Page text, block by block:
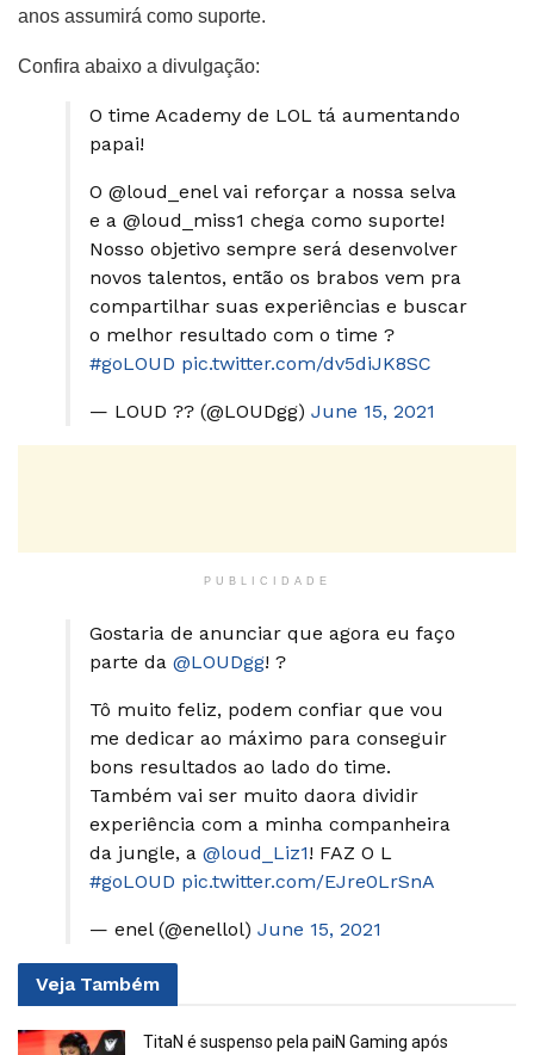
anos assumirá como suporte.
Confira abaixo a divulgação:
O time Academy de LOL tá aumentando
papai!
O @loud_enel vai reforçar a nossa selva
e a @loud_miss1 chega como suporte!
Nosso objetivo sempre será desenvolver
novos talentos, então os brabos vem pra
compartilhar suas experiências e buscar
o melhor resultado com o time ?
#goLOUD pic.twitter.com/dv5diJK8SC
— LOUD ?? (@LOUDgg) June 15, 2021
PUBLICIDADE
Gostaria de anunciar que agora eu faço
parte da @LOUDgg! ?
Tô muito feliz, podem confiar que vou
me dedicar ao máximo para conseguir
bons resultados ao lado do time.
Também vai ser muito daora dividir
experiência com a minha companheira
da jungle, a @loud_Liz1! FAZ O L
#goLOUD pic.twitter.com/EJre0LrSnA
— enel (@enellol) June 15, 2021
Veja Também
TitaN é suspenso pela paiN Gaming após